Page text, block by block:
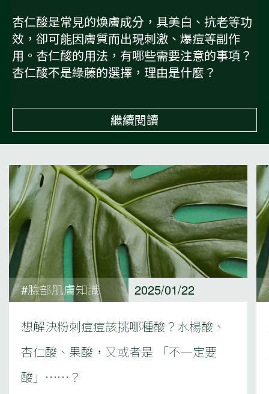
杏仁酸是常見的煥膚成分，具美白、抗老等功
效，卻可能因膚質而出現刺激、爆痘等副作
用。杏仁酸的用法，有哪些需要注意的事項？
杏仁酸不是綠藤的選擇，理由是什麼？
繼續閱讀
#臉部肌膚知識 2025/01/22
想解決粉刺痘痘該挑哪種酸？水楊酸、
杏仁酸、果酸，又或者是 「不一定要
酸」⋯⋯？